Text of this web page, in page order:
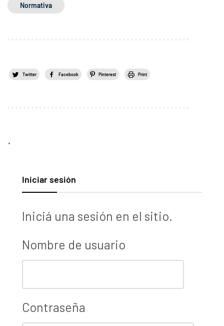
Normativa
Twitter Facebook Pinterest Print
.
Iniciar sesión
Iniciá una sesión en el sitio.
Nombre de usuario
Contraseña